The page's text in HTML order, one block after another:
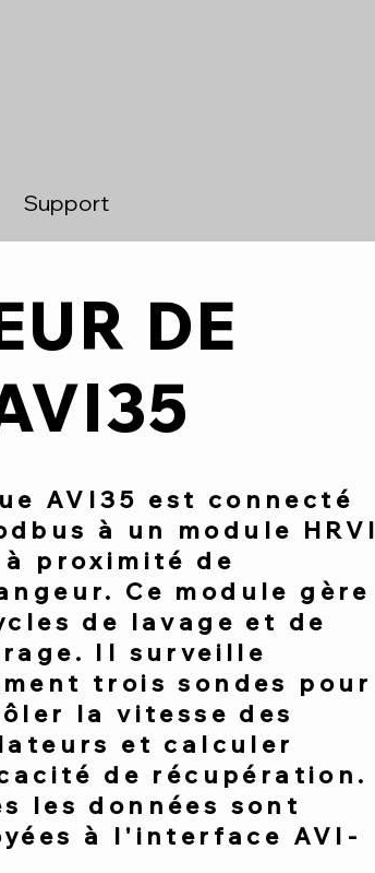
Support
DE
AVI35 est connecté
à un module HRVI
proximité de
Ce module gère
de lavage et de
Il surveille
trois sondes pour
la vitesse des
et calculer
de récupération.
les données sont
à l'interface AVI-